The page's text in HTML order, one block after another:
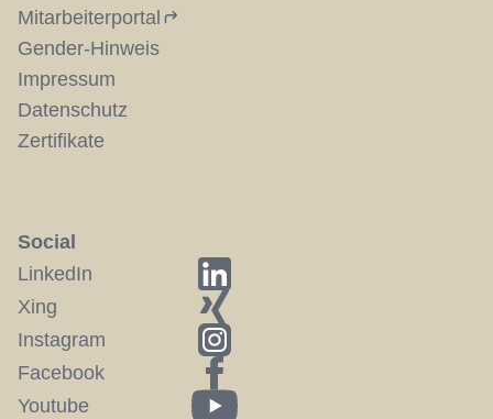
Mitarbeiterportal
Gender-Hinweis
Impressum
Datenschutz
Zertifikate
Social
LinkedIn
Xing
Instagram
Facebook
Youtube